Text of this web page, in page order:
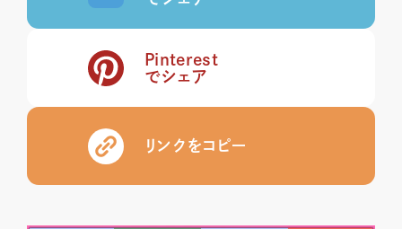
Pinterest
でシェア
リンクをコピー